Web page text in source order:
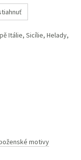
Itálie, Sicílie, Helady,
motivy